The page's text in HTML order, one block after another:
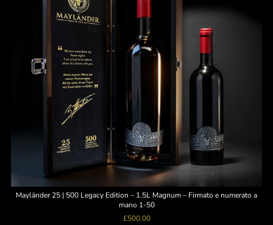
Mayländer 25 | 500 Legacy Edition – 1.5L Magnum – Firmato e numerato a
mano 1-50
£500.00